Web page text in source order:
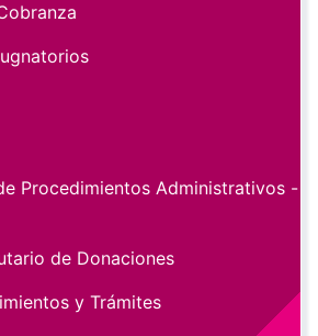
Procedimientos Administrativos -
de Donaciones
y Trámites